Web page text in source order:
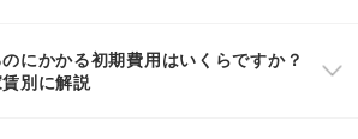
にかかる初期費用はいくらですか？
別に解説